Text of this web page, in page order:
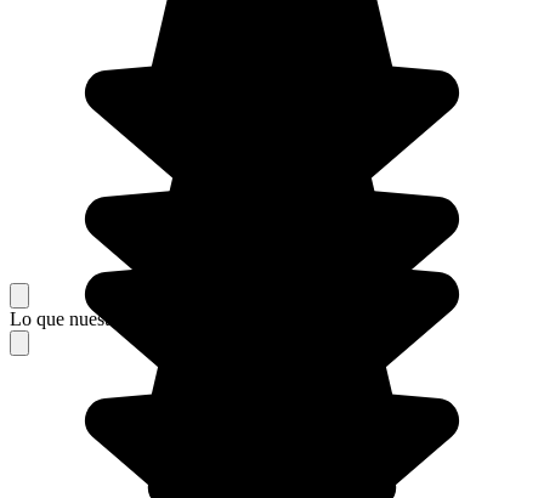
Lo que nuestros viajeros piensan de su estancia